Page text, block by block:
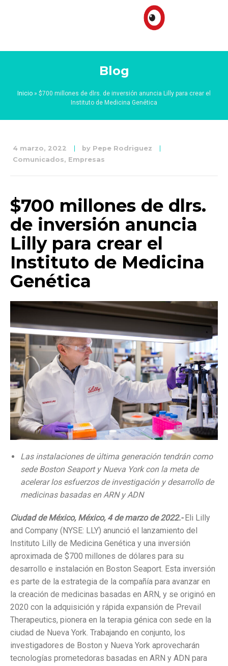
Blog
Inicio » $700 millones de dlrs. de inversión anuncia Lilly para crear el
Instituto de Medicina Genética
4 marzo, 2022 by Pepe Rodriguez
Comunicados, Empresas
$700 millones de dlrs.
de inversión anuncia
Lilly para crear el
Instituto de Medicina
Genética
Las instalaciones de última generación tendrán como
sede Boston Seaport y Nueva York con la meta de
acelerar los esfuerzos de investigación y desarrollo de
medicinas basadas en ARN y ADN
Ciudad de México, México, 4 de marzo de 2022.-Eli Lilly
and Company (NYSE: LLY) anunció el lanzamiento del
Instituto Lilly de Medicina Genética y una inversión
aproximada de $700 millones de dólares para su
desarrollo e instalación en Boston Seaport. Esta inversión
es parte de la estrategia de la compañía para avanzar en
la creación de medicinas basadas en ARN, y se originó en
2020 con la adquisición y rápida expansión de Prevail
Therapeutics, pionera en la terapia génica con sede en la
ciudad de Nueva York. Trabajando en conjunto, los
investigadores de Boston y Nueva York aprovecharán
tecnologías prometedoras basadas en ARN y ADN para